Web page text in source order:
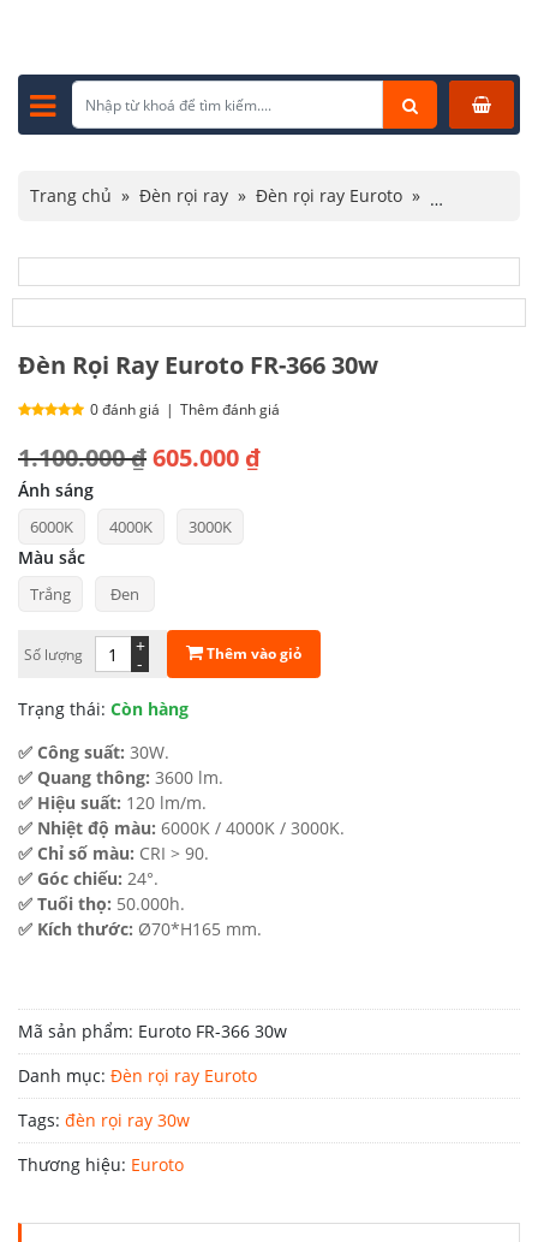
Trang chủ » Đèn rọi ray » Đèn rọi ray Euroto »
Đèn Rọi Ray Euroto FR-366 30w
0 đánh giá | Thêm đánh giá
1.100.000₫
Giá
gốc
là:
1.100.000 ₫.
605.000 ₫
Giá
hiện
tại
là:
605.000 ₫.
Ánh sáng
6000K 4000K 3000K
Màu sắc
Trắng Đen
Số lượng -
+ Thêm vào giỏ
Trạng thái: Còn hàng
✅ Công suất: 30W.
✅ Quang thông: 3600 lm.
✅ Hiệu suất: 120 lm/m.
✅ Nhiệt độ màu: 6000K / 4000K / 3000K.
✅ Chỉ số màu: CRI > 90.
✅ Góc chiếu: 24°.
✅ Tuổi thọ: 50.000h.
✅ Kích thước: Ø70*H165 mm.
Mã sản phẩm: Euroto FR-366 30w
Danh mục: Đèn rọi ray Euroto
Tags: đèn rọi ray 30w
Thương hiệu: Euroto